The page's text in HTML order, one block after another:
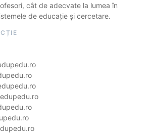
cât de adecvate la lumea în
de educație și cercetare.